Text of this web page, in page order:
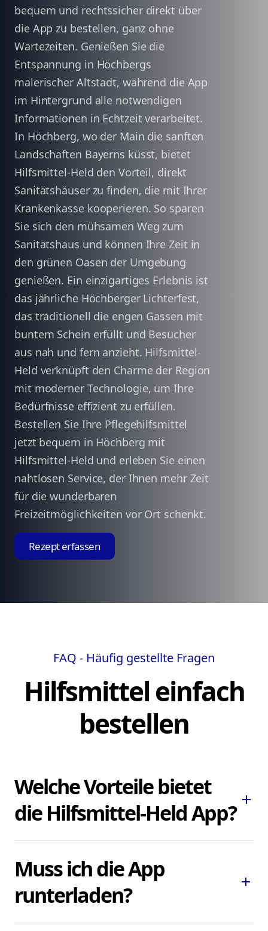
bequem und rechtssicher direkt über
die App zu bestellen, ganz ohne
Wartezeiten. Genießen Sie die
Entspannung in Höchbergs
malerischer Altstadt, während die App
im Hintergrund alle notwendigen
Informationen in Echtzeit verarbeitet.
In Höchberg, wo der Main die sanften
Landschaften Bayerns küsst, bietet
Hilfsmittel-Held den Vorteil, direkt
Sanitätshäuser zu finden, die mit Ihrer
Krankenkasse kooperieren. So sparen
Sie sich den mühsamen Weg zum
Sanitätshaus und können Ihre Zeit in
den grünen Oasen der Umgebung
genießen. Ein einzigartiges Erlebnis ist
das jährliche Höchberger Lichterfest,
das traditionell die engen Gassen mit
buntem Schein erfüllt und Besucher
aus nah und fern anzieht. Hilfsmittel-
Held verknüpft den Charme der Region
mit moderner Technologie, um Ihre
Bedürfnisse effizient zu erfüllen.
Bestellen Sie Ihre Pflegehilfsmittel
jetzt bequem in Höchberg mit
Hilfsmittel-Held und erleben Sie einen
nahtlosen Service, der Ihnen mehr Zeit
für die wunderbaren
Freizeitmöglichkeiten vor Ort schenkt.
Rezept erfassen
FAQ - Häufig gestellte Fragen
Hilfsmittel einfach
bestellen
Welche Vorteile bietet
die Hilfsmittel-Held App? add
Ihnen, dringend benötigte Pflegehilfsmittel
und Hilfsmittel schnell und bequem zu
bestellen, ohne lokale Sanitätshäuser
aufsuchen oder kontaktieren zu müssen.
Muss ich die App
runterladen?
add